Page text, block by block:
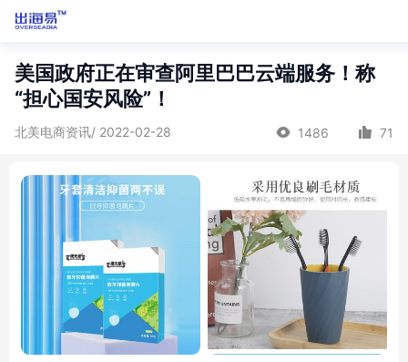
美国政府正在审查阿里巴巴云端服务！称
“担心国安风险”！
北美电商资讯/ 2022-02-28 1486 71